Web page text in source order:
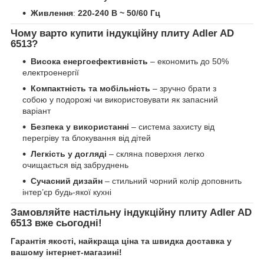
Живлення: 220-240 В ~ 50/60 Гц
Чому варто купити індукційну плиту Adler AD
6513?
Висока енергоефективність – економить до 50%
електроенергії
Компактність та мобільність – зручно брати з
собою у подорожі чи використовувати як запасний
варіант
Безпека у використанні – система захисту від
перегріву та блокування від дітей
Легкість у догляді – скляна поверхня легко
очищається від забруднень
Сучасний дизайн – стильний чорний колір доповнить
інтер’єр будь-якої кухні
Замовляйте настільну індукційну плиту Adler AD
6513 вже сьогодні!
Гарантія якості, найкраща ціна та швидка доставка у
вашому інтернет-магазині!